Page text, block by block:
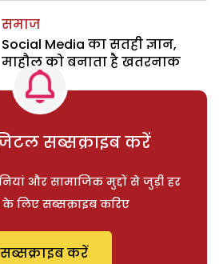
समाज
Social Media का सतही ज्ञान,
माहौल को बनाता है खतरनाक
सब्सक्राइब करें
और सामाजिक मुद्दों से जुड़ी हर
के लिए सब्सक्राइब करिए
सब्सक्राइब करें